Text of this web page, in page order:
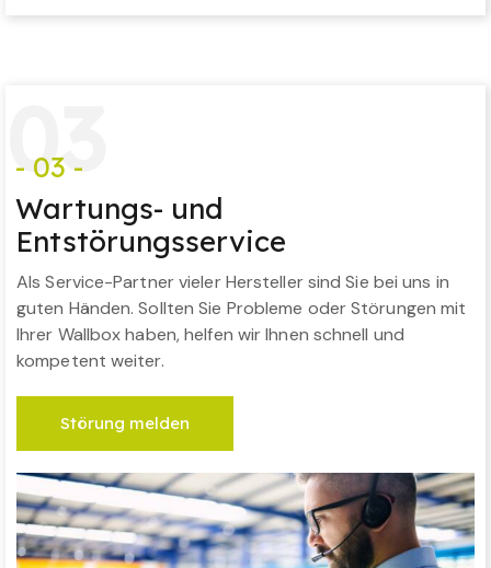
03
- 03 -
Wartungs- und
Entstörungsservice
Als Service-Partner vieler Hersteller sind Sie bei uns in
guten Händen. Sollten Sie Probleme oder Störungen mit
Ihrer Wallbox haben, helfen wir Ihnen schnell und
kompetent weiter.
Störung melden